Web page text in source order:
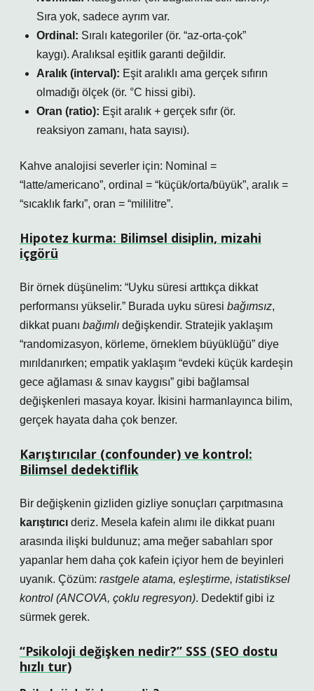
Sıra yok, sadece ayrım var.
Ordinal: Sıralı kategoriler (ör. “az-orta-çok”
kaygı). Aralıksal eşitlik garanti değildir.
Aralık (interval): Eşit aralıklı ama gerçek sıfırın
olmadığı ölçek (ör. °C hissi gibi).
Oran (ratio): Eşit aralık + gerçek sıfır (ör.
reaksiyon zamanı, hata sayısı).
Kahve analojisi severler için: Nominal =
“latte/americano”, ordinal = “küçük/orta/büyük”, aralık =
“sıcaklık farkı”, oran = “mililitre”.
Hipotez kurma: Bilimsel disiplin, mizahi
içgörü
Bir örnek düşünelim: “Uyku süresi arttıkça dikkat
performansı yükselir.” Burada uyku süresi bağımsız,
dikkat puanı bağımlı değişkendir. Stratejik yaklaşım
“randomizasyon, körleme, örneklem büyüklüğü” diye
mırıldanırken; empatik yaklaşım “evdeki küçük kardeşin
gece ağlaması & sınav kaygısı” gibi bağlamsal
değişkenleri masaya koyar. İkisini harmanlayınca bilim,
gerçek hayata daha çok benzer.
Karıştırıcılar (confounder) ve kontrol:
Bilimsel dedektiflik
Bir değişkenin gizliden gizliye sonuçları çarpıtmasına
karıştırıcı deriz. Mesela kafein alımı ile dikkat puanı
arasında ilişki buldunuz; ama meğer sabahları spor
yapanlar hem daha çok kafein içiyor hem de beyinleri
uyanık. Çözüm: rastgele atama, eşleştirme, istatistiksel
kontrol (ANCOVA, çoklu regresyon). Dedektif gibi iz
sürmek gerek.
“Psikoloji değişken nedir?” SSS (SEO dostu
hızlı tur)